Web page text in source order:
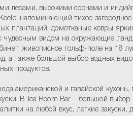
лесами, высокими соснами и
напоминающий тихое
плантаций: домотканые ковры
чудесным видом на окружающие
живописное гольф-поле на 18
а также большой выбор водных
продуктов.
американской и гавайской
В Tea Room Bar – большой
на любой вкус, легкие